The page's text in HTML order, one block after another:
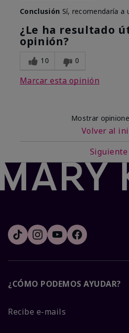
Conclusión Sí, recomendaría a
¿Le ha resultado
opinión?
10 0
Marcar esta opinión
Mostrar
Volver al
Siguiente
¿CÓMO PODEMOS AYUDAR?
Recibe e-mails